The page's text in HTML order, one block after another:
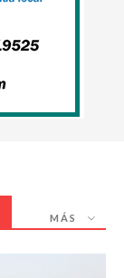
MÁS